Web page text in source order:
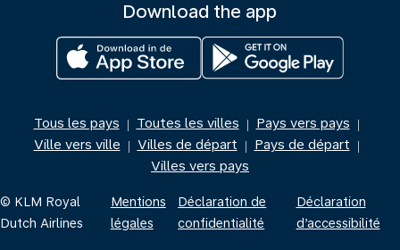
Download the app
Tous les pays | Toutes les villes | Pays vers pays |
Ville vers ville | Villes de départ | Pays de départ |
Villes vers pays
© KLM Royal
Dutch Airlines
Mentions
légales
Déclaration de
confidentialité
Déclaration
d’accessibilité